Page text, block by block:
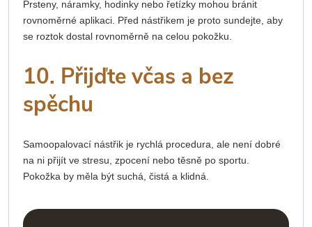
Prsteny, náramky, hodinky nebo řetízky mohou bránit
rovnoměrné aplikaci. Před nástřikem je proto sundejte, aby
se roztok dostal rovnoměrně na celou pokožku.
10. Přijďte včas a bez
spěchu
Samoopalovací nástřik je rychlá procedura, ale není dobré
na ni přijít ve stresu, zpocení nebo těsně po sportu.
Pokožka by měla být suchá, čistá a klidná.